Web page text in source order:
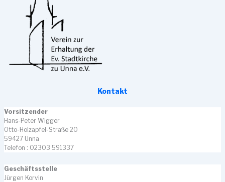
Kontakt
Vorsitzender
Hans-Peter Wigger
Otto-Holzapfel-Straße 20
59427 Unna
Telefon : 02303 591337
Geschäftsstelle
Jürgen Korvin